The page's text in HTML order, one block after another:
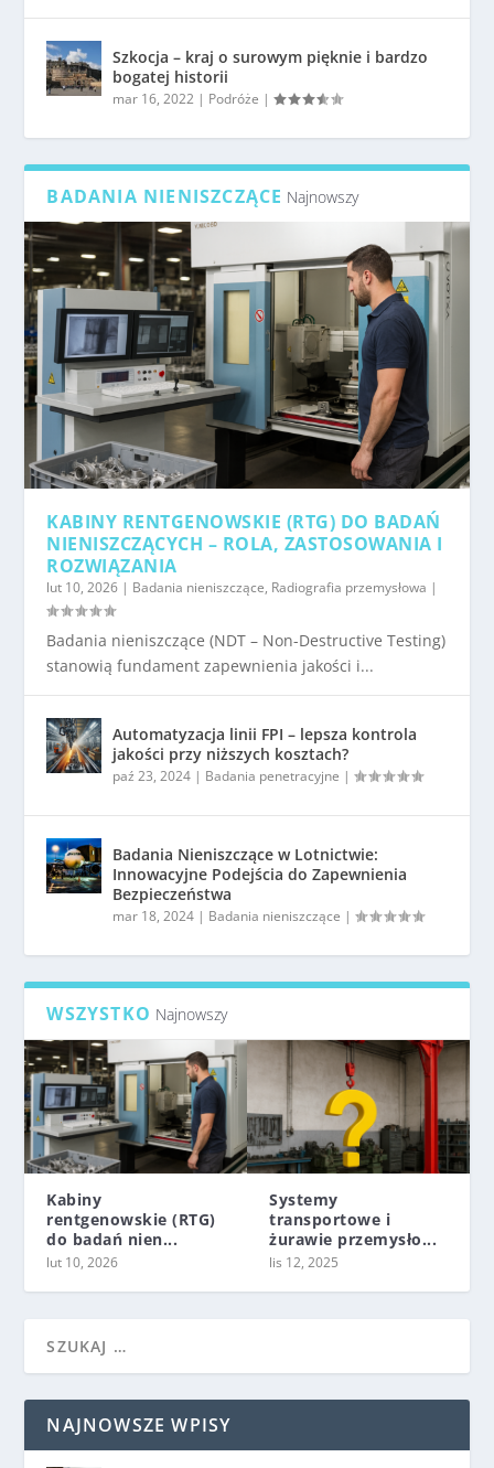
Szkocja – kraj o surowym pięknie i bardzo
bogatej historii
mar 16, 2022 | Podróże |
BADANIA NIENISZCZĄCE Najnowszy
KABINY RENTGENOWSKIE (RTG) DO BADAŃ
NIENISZCZĄCYCH – ROLA, ZASTOSOWANIA I
ROZWIĄZANIA
lut 10, 2026 | Badania nieniszczące, Radiografia przemysłowa |
Badania nieniszczące (NDT – Non-Destructive Testing)
stanowią fundament zapewnienia jakości i...
Automatyzacja linii FPI – lepsza kontrola
jakości przy niższych kosztach?
paź 23, 2024 | Badania penetracyjne |
Badania Nieniszczące w Lotnictwie:
Innowacyjne Podejścia do Zapewnienia
Bezpieczeństwa
mar 18, 2024 | Badania nieniszczące |
WSZYSTKO Najnowszy
Kabiny
rentgenowskie (RTG)
do badań nien...
lut 10, 2026
Systemy
transportowe i
żurawie przemysło...
lis 12, 2025
NAJNOWSZE WPISY